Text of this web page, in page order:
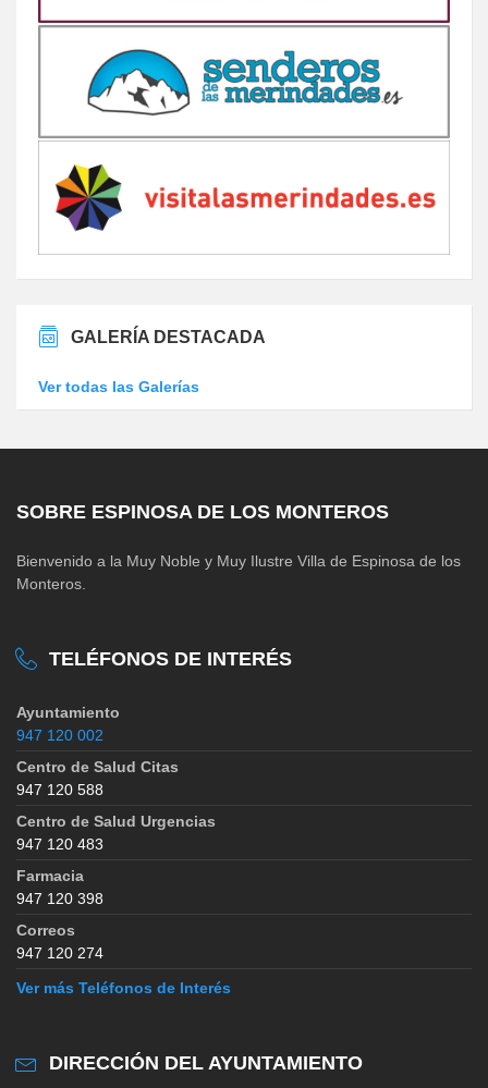
GALERÍA DESTACADA
Ver todas las Galerías
SOBRE ESPINOSA DE LOS MONTEROS
Bienvenido a la Muy Noble y Muy Ilustre Villa de Espinosa de los
Monteros.
TELÉFONOS DE INTERÉS
Ayuntamiento
947 120 002
Centro de Salud Citas
947 120 588
Centro de Salud Urgencias
947 120 483
Farmacia
947 120 398
Correos
947 120 274
Ver más Teléfonos de Interés
DIRECCIÓN DEL AYUNTAMIENTO